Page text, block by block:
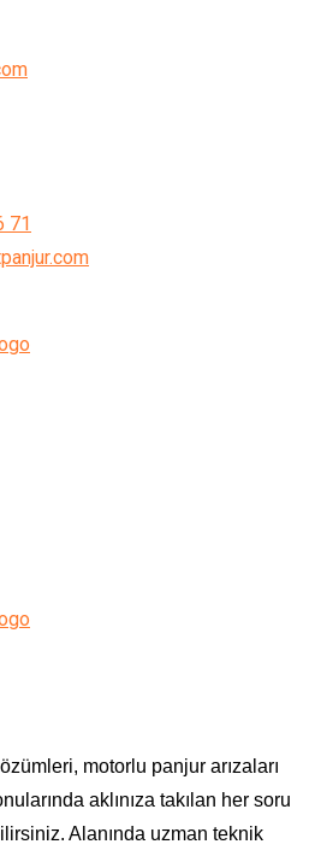
71
motorlu panjur arızaları
aklınıza takılan her soru
Alanında uzman teknik